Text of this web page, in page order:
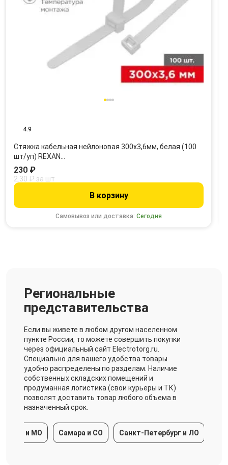
4.9
Стяжка кабельная нейлоновая 300x3,6мм, белая (100
шт/уп) REXAN…
Самовывоз или доставка:Сегодня
230 ₽
2.30 ₽ за шт
В корзину
Региональные
представительства
Если вы живете в любом другом населенном
пункте России, то можете совершить покупки
через официальный сайт Electrotorg.ru.
Специально для вашего удобства товары
удобно распределены по разделам. Наличие
собственных складских помещений и
продуманная логистика (свои курьеры и ТК)
позволят доставить товар любого объема в
назначенный срок.
и МО Самара и СО Санкт-Петербург и ЛО